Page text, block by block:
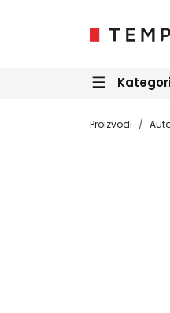
Proizvodi